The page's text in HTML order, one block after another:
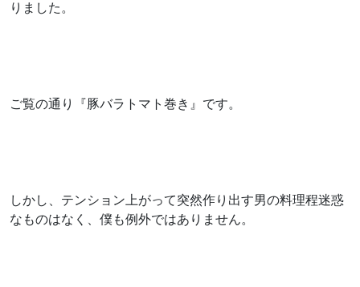
りました。
ご覧の通り『豚バラトマト巻き』です。
しかし、テンション上がって突然作り出す男の料理程迷惑
なものはなく、僕も例外ではありません。